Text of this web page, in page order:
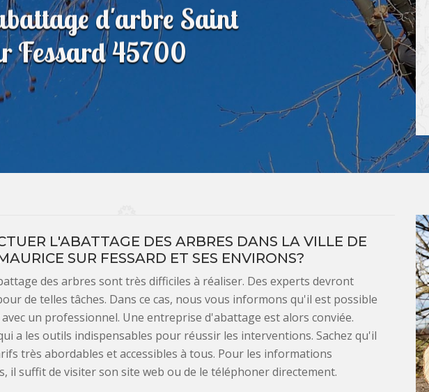
d'arbre Saint
Fessard 45700
L'ABATTAGE DES ARBRES DANS LA VILLE DE
SUR FESSARD ET SES ENVIRONS?
des arbres sont très difficiles à réaliser. Des experts devront
de telles tâches. Dans ce cas, nous vous informons qu'il est possible
un professionnel. Une entreprise d'abattage est alors conviée.
a les outils indispensables pour réussir les interventions. Sachez qu'il
très abordables et accessibles à tous. Pour les informations
il suffit de visiter son site web ou de le téléphoner directement.